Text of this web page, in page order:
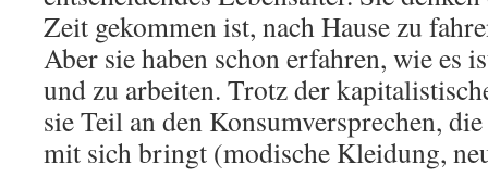
Zeit gekommen ist, nach Hause zu
Aber sie haben schon erfahren, wie es
und zu arbeiten. Trotz der
sie Teil an den Konsumversprechen,
mit sich bringt (modische Kleidung,